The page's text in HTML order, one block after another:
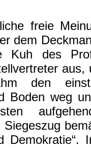
freie
dem
Kuh des
den
Boden weg
Siegeszug